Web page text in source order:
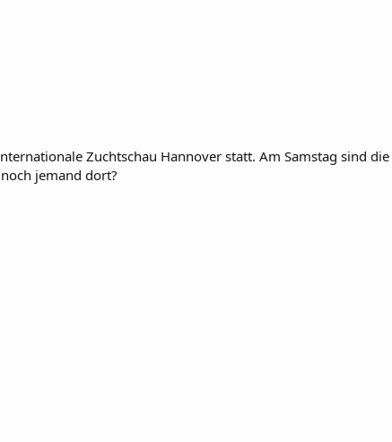
Zuchtschau Hannover statt. Am Samstag sind
jemand dort?